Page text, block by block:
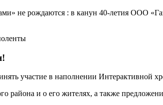
не рождаются : в канун 40-летия ООО
участие в наполнении Интерактивной
района и о его жителях, а также